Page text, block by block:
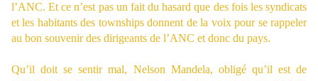
l’ANC. Et ce n’est pas un fait du hasard que des fois les syndicats
et les habitants des townships donnent de la voix pour se rappeler
au bon souvenir des dirigeants de l’ANC et donc du pays.
Qu’il doit se sentir mal, Nelson Mandela, obligé qu’il est de